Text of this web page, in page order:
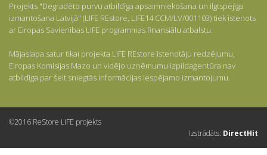
Projekts "Degradēto purvu atbildīga apsaimniekošana un ilgtspējīga
izmantošana Latvijā" (LIFE REstore, LIFE14 CCM/LV/001103) tiek īstenots
ar Eiropas Savienības LIFE programmas finansiālu atbalstu.
Mājaslapa satur tikai projekta LIFE REstore īstenotāju redzējumu,
Eiropas Komisijas Mazo un vidējo uzņēmumu izpildaģentūra nav
atbildīga par šeit sniegtās informācijas iespējamo izmantojumu.
©2016 ReStore LIFE projekts
Izstrādāts: DirectHit